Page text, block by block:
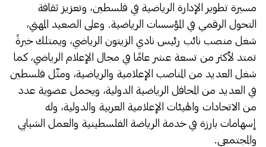
مسيرة تطوير الإدارة الرياضية في فلسطين، وتعزيز ثقافة
التحول الرقمي في المؤسسات الرياضية. وعلى الصعيد المهني،
شغل منصب نائب رئيس نادي الزيتون الرياضي، ويمتلك خبرةً
تمتد لأكثر من تسعة عشر عامًا في مجال الإعلام الرياضي، كما
شغل العديد من المناصب الإعلامية والرياضية، ومثّل فلسطين
في العديد من المحافل الرياضية الدولية، ويحمل عضوية عدد
من الاتحادات والهيئات الإعلامية العربية والدولية، وله
إسهامات بارزة في خدمة الرياضة الفلسطينية والعمل الشبابي
والمجتمعي.